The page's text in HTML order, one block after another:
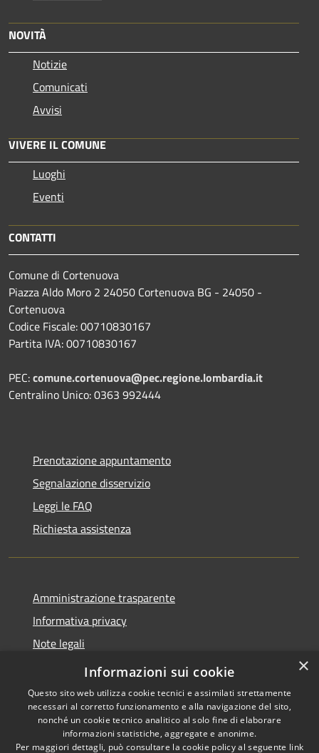
NOVITÀ
Notizie
Comunicati
Avvisi
VIVERE IL COMUNE
Luoghi
Eventi
CONTATTI
Comune di Cortenuova
Piazza Aldo Moro 2 24050 Cortenuova BG - 24050 -
Cortenuova
Codice Fiscale: 00710830167
Partita IVA: 00710830167
PEC:comune.cortenuova@pec.regione.lombardia.it
Centralino Unico: 0363 992444
Prenotazione appuntamento
Segnalazione disservizio
Leggi le FAQ
Richiesta assistenza
Amministrazione trasparente
Informativa privacy
Note legali
Dichiarazione di accessibilità
Copyright © 2026 • Comune di
×
Informazioni sui cookie
Questo sito web utilizza cookie tecnici e assimilati strettamente
necessari al corretto funzionamento e alla navigazione del sito,
nonché un cookie tecnico analitico al solo fine di elaborare
informazioni statistiche, aggregate e anonime.
Per maggiori dettagli, può consultare la cookie policy al seguente link